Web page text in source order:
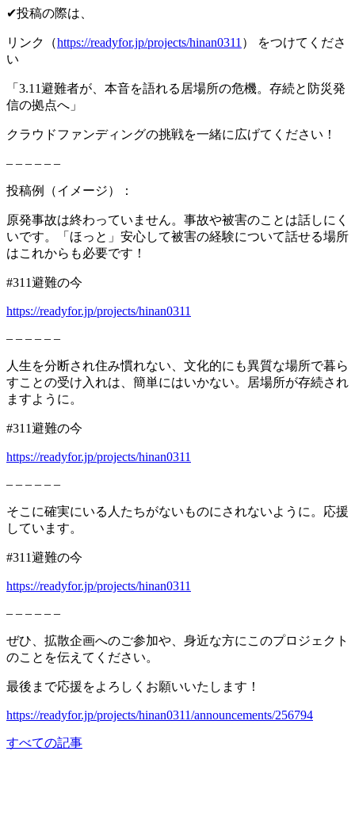
✔投稿の際は、
リンク（https://readyfor.jp/projects/hinan0311 ） をつけてくださ
い
「3.11避難者が、本音を語れる居場所の危機。存続と防災発
信の拠点へ」
クラウドファンディングの挑戦を一緒に広げてください！
– – – – – –
投稿例（イメージ）：
原発事故は終わっていません。事故や被害のことは話しにく
いです。「ほっと」安心して被害の経験について話せる場所
はこれからも必要です！
#311避難の今
https://readyfor.jp/projects/hinan0311
– – – – – –
人生を分断され住み慣れない、文化的にも異質な場所で暮ら
すことの受け入れは、簡単にはいかない。居場所が存続され
ますように。
#311避難の今
https://readyfor.jp/projects/hinan0311
– – – – – –
そこに確実にいる人たちがないものにされないように。応援
しています。
#311避難の今
https://readyfor.jp/projects/hinan0311
– – – – – –
ぜひ、拡散企画へのご参加や、身近な方にこのプロジェクト
のことを伝えてください。
最後まで応援をよろしくお願いいたします！
https://readyfor.jp/projects/hinan0311/announcements/256794
すべての記事